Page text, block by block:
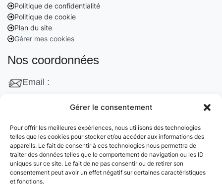
Gérer le consentement
Pour offrir les meilleures expériences, nous utilisons des technologies
telles que les cookies pour stocker et/ou accéder aux informations des
appareils. Le fait de consentir à ces technologies nous permettra de
traiter des données telles que le comportement de navigation ou les ID
uniques sur ce site. Le fait de ne pas consentir ou de retirer son
consentement peut avoir un effet négatif sur certaines caractéristiques
et fonctions.
Politique de confidentialité
Politique de cookie
Plan du site
Gérer mes cookies
Nos coordonnées
Email :
132 Rue Edouard Vaillant, 95870 Bezons, France
Téléphone :
+33 06 22 09 56 53
+33 06 24 78 76 77